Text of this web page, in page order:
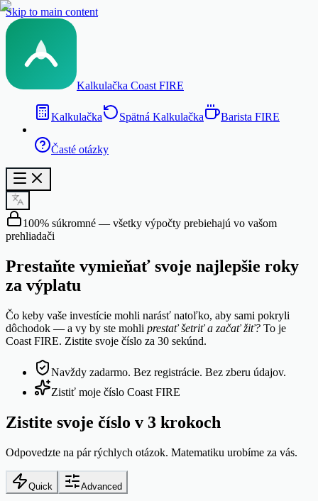
Skip to main content
Kalkulačka Coast FIRE
Kalkulačka Spätná Kalkulačka Barista FIRE
Časté otázky
100% súkromné — všetky výpočty prebiehajú vo vašom
prehliadači
Prestaňte vymieňať svoje najlepšie roky
za výplatu
Čo keby vaše investície mohli narásť natoľko, aby sami pokryli
dôchodok — a vy by ste mohli prestať šetriť a začať žiť? To je
Coast FIRE. Zistite svoje číslo za 30 sekúnd.
Navždy zadarmo. Bez registrácie. Bez zberu údajov.
Zistiť moje číslo Coast FIRE
Zistite svoje číslo v 3 krokoch
Odpovedzte na pár rýchlych otázok. Matematiku urobíme za vás.
Quick Advanced